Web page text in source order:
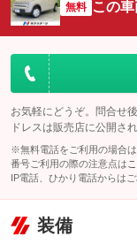
無料 この
お気軽にどうぞ。問合せ
ドレスは販売店に公開され
※無料電話をご利用の場合
番号ご利用の際の注意点は
IP電話、ひかり電話からは
装備